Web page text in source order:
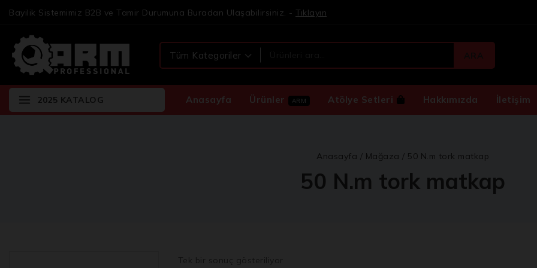
Bayilik Sistemimiz B2B ve Tamir Durumuna Buradan Ulaşabilirsiniz. - Tıklayın
ARA
2025 KATALOG Anasayfa Ürünler ARM Atölye Setleri Hakkımızda İletişim
Anasayfa / Mağaza / 50 N.m tork matkap
50 N.m tork matkap